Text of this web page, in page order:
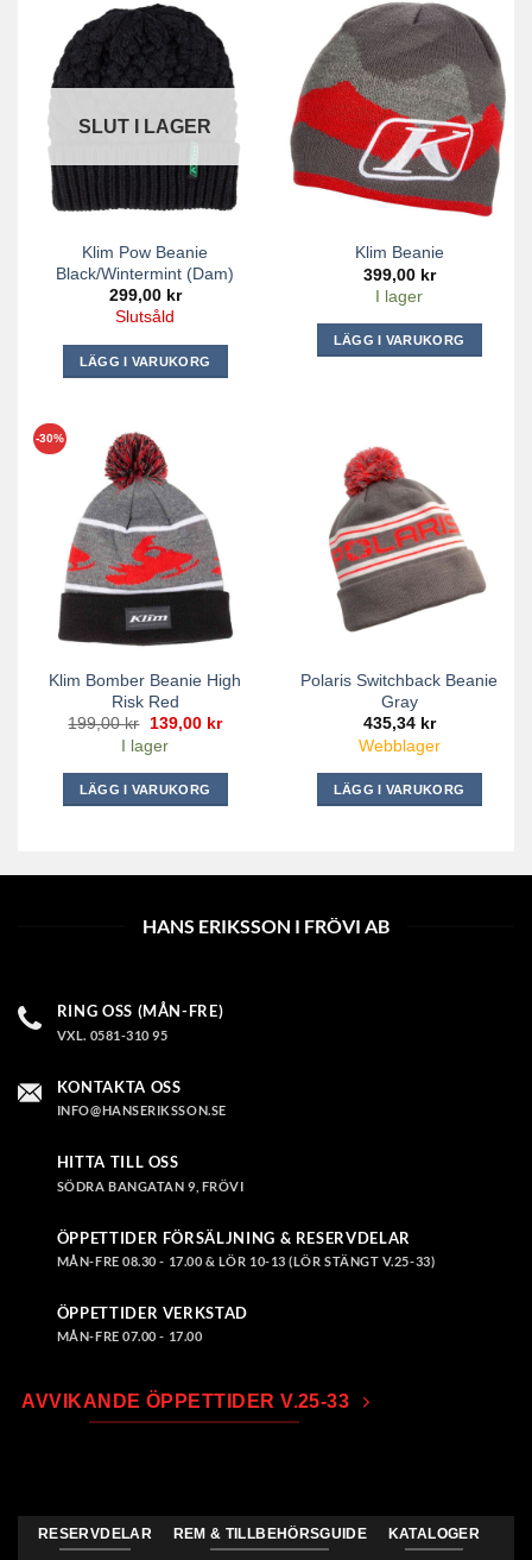
SLUT I LAGER
Klim Pow Beanie
Black/Wintermint (dam)
299,00 kr
Slutsåld
LÄGG I VARUKORG
Klim Beanie
399,00 kr
I lager
LÄGG I VARUKORG
-30%
Klim Bomber Beanie High
Risk Red
199,00kr
Det
priset
var:
199,00 kr.
139,00 krDet
är:
I lager
LÄGG I VARUKORG
Polaris Switchback Beanie
Gray
435,34 kr
Webblager
LÄGG I VARUKORG
HANS ERIKSSON I FRÖVI AB
RING OSS (MÅN-FRE)
VXL. 0581-310 95
KONTAKTA OSS
INFO@HANSERIKSSON.SE
HITTA TILL OSS
SÖDRA BANGATAN 9, FRÖVI
ÖPPETTIDER FÖRSÄLJNING & RESERVDELAR
MÅN-FRE 08.30 - 17.00 & LÖR 10-13 (LÖR STÄNGT V.25-33)
ÖPPETTIDER VERKSTAD
MÅN-FRE 07.00 - 17.00
AVVIKANDE ÖPPETTIDER V.25-33
RESERVDELAR REM & TILLBEHÖRSGUIDE KATALOGER